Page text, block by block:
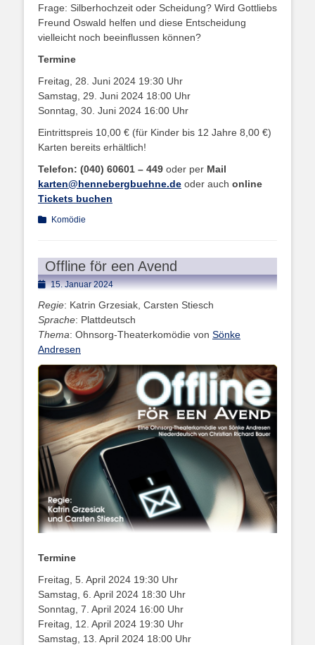
Frage: Silberhochzeit oder Scheidung? Wird Gottliebs
Freund Oswald helfen und diese Entscheidung
vielleicht noch beeinflussen können?
Termine
Freitag, 28. Juni 2024 19:30 Uhr
Samstag, 29. Juni 2024 18:00 Uhr
Sonntag, 30. Juni 2024 16:00 Uhr
Eintrittspreis 10,00 € (für Kinder bis 12 Jahre 8,00 €)
Karten bereits erhältlich!
Telefon: (040) 60601 – 449 oder per Mail
karten@hennebergbuehne.de oder auch online
Tickets buchen
Kategorien
Komödie
Offline för een Avend
Posted15. Januar 2024
Regie: Katrin Grzesiak, Carsten Stiesch
Sprache: Plattdeutsch
Thema: Ohnsorg-Theaterkomödie von Sönke
Andresen
Termine
Freitag, 5. April 2024 19:30 Uhr
Samstag, 6. April 2024 18:30 Uhr
Sonntag, 7. April 2024 16:00 Uhr
Freitag, 12. April 2024 19:30 Uhr
Samstag, 13. April 2024 18:00 Uhr